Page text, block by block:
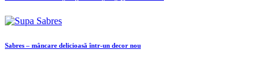
Sabres – mâncare delicioasă într-un decor nou